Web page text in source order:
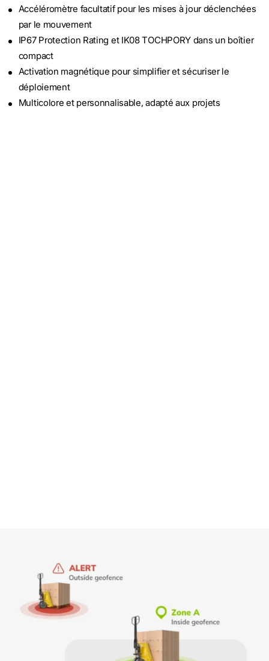
Accéléromètre facultatif pour les mises à jour déclenchées
par le mouvement
IP67 Protection Rating et IK08 TOCHPORY dans un boîtier
compact
Activation magnétique pour simplifier et sécuriser le
déploiement
Multicolore et personnalisable, adapté aux projets